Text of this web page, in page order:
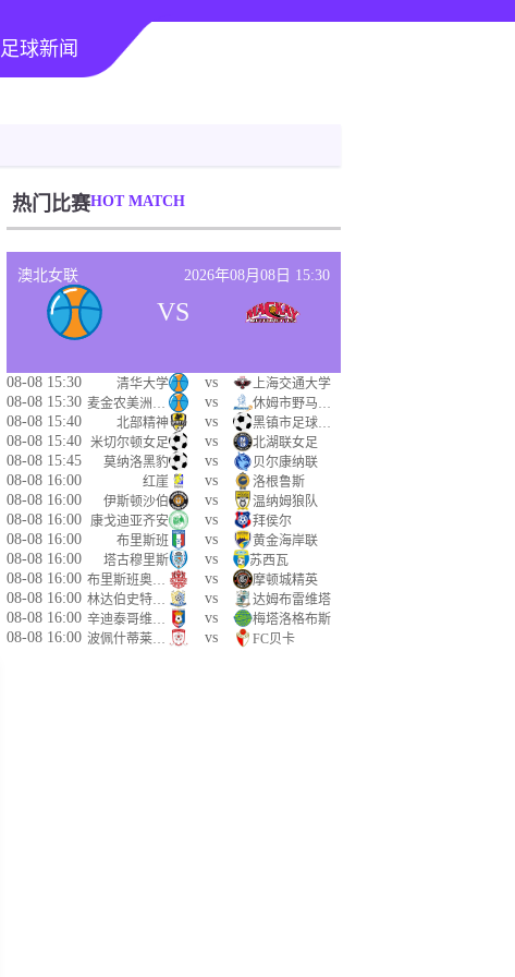
足球新闻
热门比赛HOT MATCH
澳北女联 2026年08月08日 15:30
VS
08-08 15:30 清华大学 vs 上海交通大学
08-08 15:30 麦金农美洲狮女篮 vs 休姆市野马女篮
08-08 15:40 北部精神 vs 黑镇市足球俱乐部
08-08 15:40 米切尔顿女足 vs 北湖联女足
08-08 15:45 莫纳洛黑豹 vs 贝尔康纳联
08-08 16:00 红崖 vs 洛根鲁斯
08-08 16:00 伊斯顿沙伯 vs 温纳姆狼队
08-08 16:00 康戈迪亚齐安 vs 拜侯尔
08-08 16:00 布里斯班 vs 黄金海岸联
08-08 16:00 塔古穆里斯 vs 苏西瓦
08-08 16:00 布里斯班奥林匹克 vs 摩顿城精英
08-08 16:00 林达伯史特范斯提 vs 达姆布雷维塔
08-08 16:00 辛迪泰哥维斯特 vs 梅塔洛格布斯
08-08 16:00 波佩什蒂莱奥代尼 vs FC贝卡